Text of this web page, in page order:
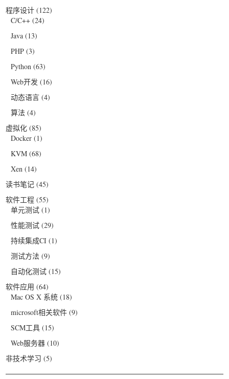
程序设计 (122)
C/C++ (24)
Java (13)
PHP (3)
Python (63)
Web开发 (16)
动态语言 (4)
算法 (4)
虚拟化 (85)
Docker (1)
KVM (68)
Xen (14)
读书笔记 (45)
软件工程 (55)
单元测试 (1)
性能测试 (29)
持续集成CI (1)
测试方法 (9)
自动化测试 (15)
软件应用 (64)
Mac OS X 系统 (18)
microsoft相关软件 (9)
SCM工具 (15)
Web服务器 (10)
非技术学习 (5)